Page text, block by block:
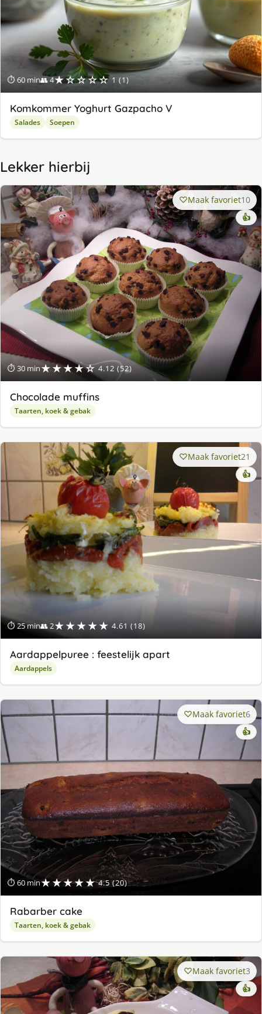
⏱ 60 min👥 4★☆☆☆☆ 1 (1)
Komkommer Yoghurt Gazpacho V
Salades Soepen
Lekker hierbij
⏱ 30 min★★★★☆ 4.12 (52)
Maak favoriet10
👍
Chocolade muffins
Taarten, koek & gebak
⏱ 25 min👥 2★★★★★ 4.61 (18)
Maak favoriet21
👍
Aardappelpuree : feestelijk apart
Aardappels
⏱ 60 min★★★★★ 4.5 (20)
Maak favoriet6
👍
Rabarber cake
Taarten, koek & gebak
Maak favoriet3
👍